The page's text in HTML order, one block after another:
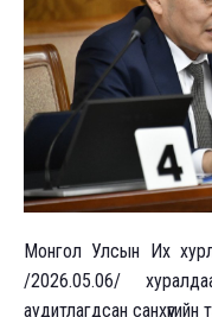
Монгол Улсын Их
/2026.05.06/
аудитлагдсан